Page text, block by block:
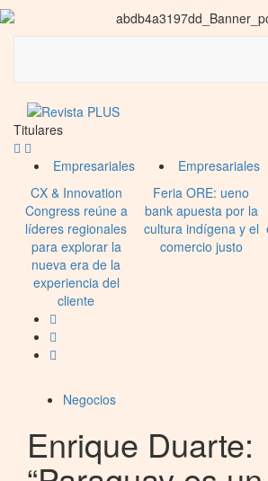
Titulares
Empresariales
CX & Innovation
Congress reúne a
líderes regionales
para explorar la
nueva era de la
experiencia del
cliente
Empresariales
Feria ORE: ueno
bank apuesta por la
cultura indígena y el
comercio justo
Negocios
Enrique Duarte: